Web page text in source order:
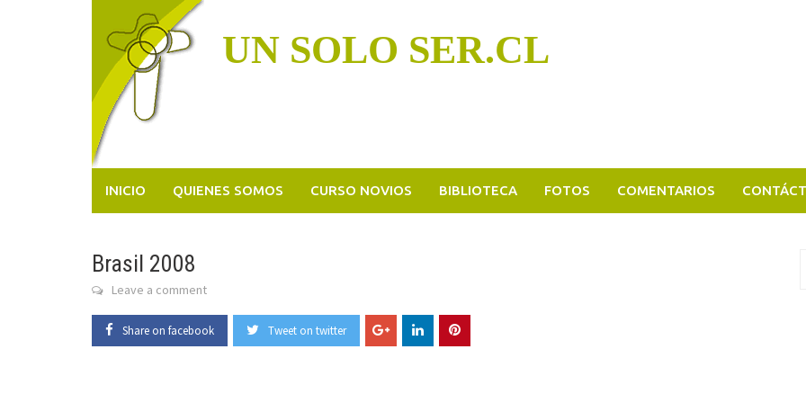
UN SOLO SER.CL
INICIO QUIENES SOMOS CURSO NOVIOS BIBLIOTECA FOTOS COMENTARIOS
Brasil 2008
Leave a comment
Share on facebook Tweet on twitter